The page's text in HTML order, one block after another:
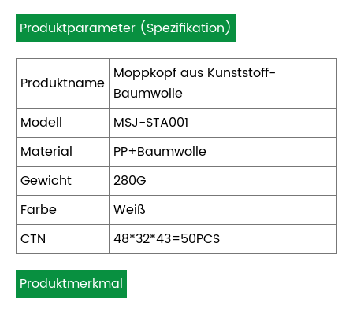
Produktparameter (Spezifikation)
Produktname Moppkopf aus Kunststoff-
Baumwolle
Modell
MSJ-STA001
Material
PP+Baumwolle
Gewicht
280G
Farbe
Weiß
CTN
48*32*43=50PCS
Produktmerkmal